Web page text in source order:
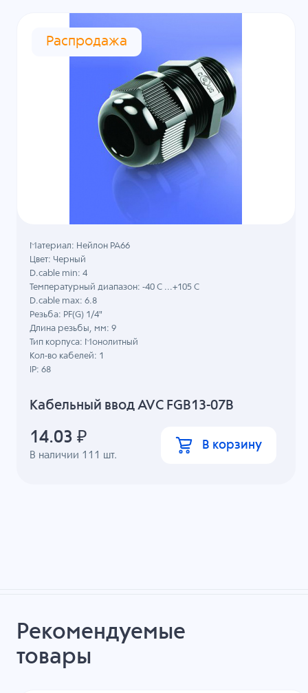
Распродажа
Кабельный ввод AVC FGB13-07B
В наличии 111 шт.
Материал: Нейлон PA66
Цвет: Черный
D.cable min: 4
Температурный диапазон: -40 C ...+105 C
D.cable max: 6.8
Резьба: PF(G) 1/4"
Длина резьбы, мм: 9
Тип корпуса: Монолитный
Кол-во кабелей: 1
IP: 68
14.03 ₽ В корзину
Рекомендуемые
товары